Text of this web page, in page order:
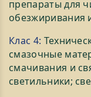
препараты для
обезжиривания
Клас 4:
смазочные
смачивания и
светильники;